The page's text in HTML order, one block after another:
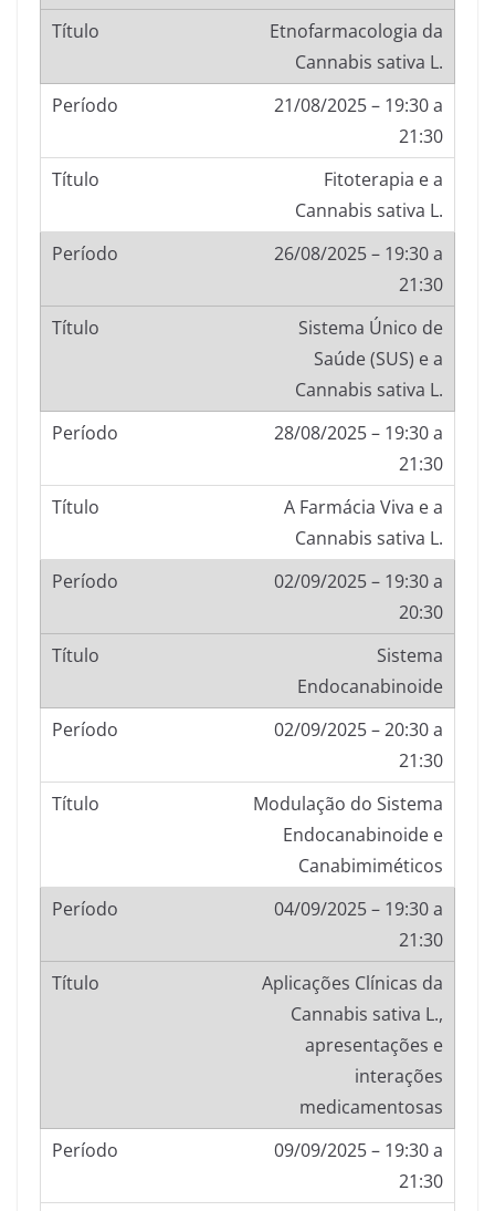
Etnofarmacologia da
Cannabis sativa L.
21/08/2025 – 19:30 a
21:30
Fitoterapia e a
Cannabis sativa L.
26/08/2025 – 19:30 a
21:30
Sistema Único de
Saúde (SUS) e a
Cannabis sativa L.
28/08/2025 – 19:30 a
21:30
A Farmácia Viva e a
Cannabis sativa L.
02/09/2025 – 19:30 a
20:30
Sistema
Endocanabinoide
02/09/2025 – 20:30 a
21:30
Modulação do Sistema
Endocanabinoide e
Canabimiméticos
04/09/2025 – 19:30 a
21:30
Aplicações Clínicas da
Cannabis sativa L.,
apresentações e
interações
medicamentosas
09/09/2025 – 19:30 a
21:30